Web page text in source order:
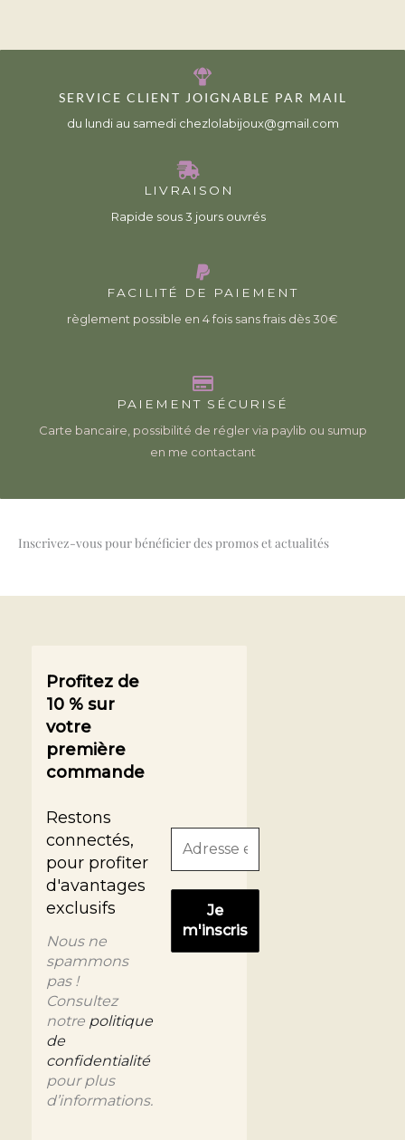
SERVICE CLIENT JOIGNABLE PAR MAIL
du lundi au samedi chezlolabijoux@gmail.com
LIVRAISON
Rapide sous 3 jours ouvrés
FACILITÉ DE PAIEMENT
règlement possible en 4 fois sans frais dès 30€
PAIEMENT SÉCURISÉ
Carte bancaire, possibilité de régler via paylib ou sumup
en me contactant
Inscrivez-vous pour bénéficier des promos et actualités
Profitez de
10 % sur
votre
première
commande
Restons
connectés,
pour profiter
d'avantages
exclusifs
Nous ne
spammons
pas !
Consultez
notre politique
de
confidentialité
pour plus
d’informations.